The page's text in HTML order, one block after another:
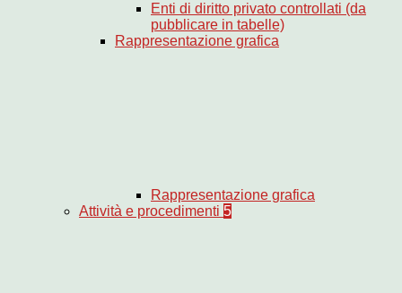
Enti di diritto privato controllati (da
pubblicare in tabelle)
Rappresentazione grafica
Rappresentazione grafica
Attività e procedimenti 5